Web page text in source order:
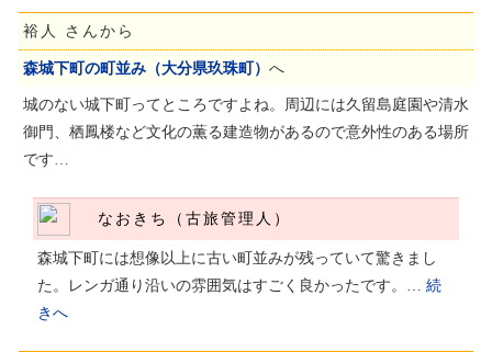
裕人 さんから
森城下町の町並み（大分県玖珠町） へ
城のない城下町ってところですよね。周辺には久留島庭園や清水
御門、栖鳳楼など文化の薫る建造物があるので意外性のある場所
です…
なおきち（古旅管理人）
森城下町には想像以上に古い町並みが残っていて驚きまし
た。レンガ通り沿いの雰囲気はすごく良かったです。… 続
きへ